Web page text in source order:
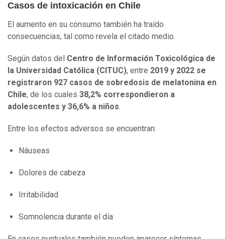
Casos de intoxicación en Chile
El aumento en su consumo también ha traído
consecuencias, tal como revela el citado medio.
Según datos del Centro de Información Toxicológica de
la Universidad Católica (CITUC), entre 2019 y 2022 se
registraron 927 casos de sobredosis de melatonina en
Chile, de los cuales 38,2% correspondieron a
adolescentes y 36,6% a niños.
Entre los efectos adversos se encuentran:
Náuseas
Dolores de cabeza
Irritabilidad
Somnolencia durante el día